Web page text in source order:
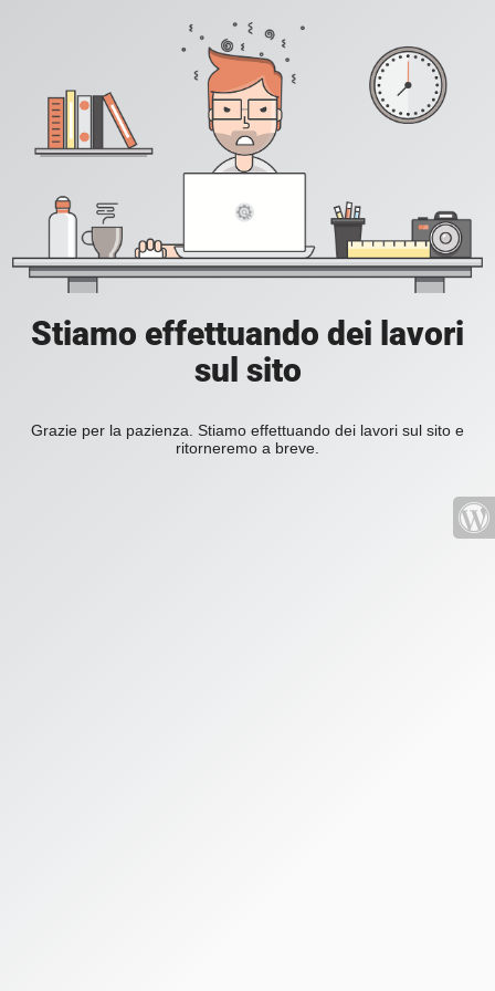
Stiamo effettuando dei lavori
sul sito
Grazie per la pazienza. Stiamo effettuando dei lavori sul sito e
ritorneremo a breve.